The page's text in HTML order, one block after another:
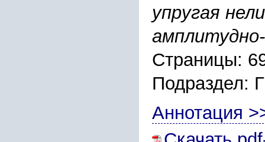
упpугая
Страницы:
Аннотация